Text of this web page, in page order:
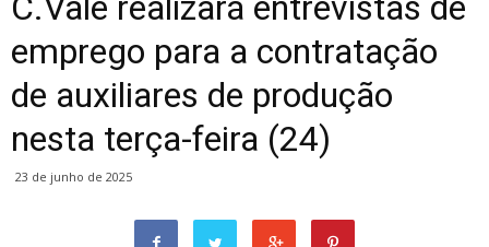
emprego para a contratação
de auxiliares de produção
nesta terça-feira (24)
23 de junho de 2025